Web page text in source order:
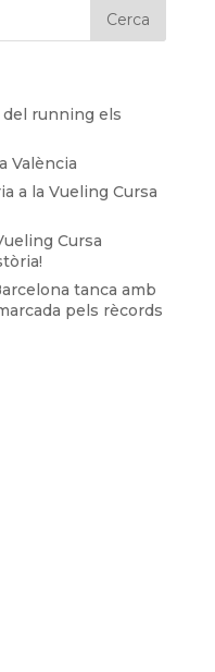
running els
València
a la Vueling Cursa
Cursa
tanca amb
pels rècords